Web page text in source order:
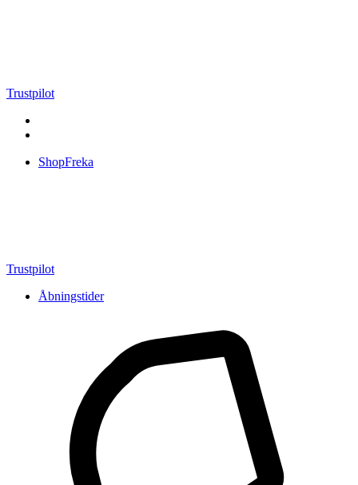
Trustpilot
ShopFreka
Trustpilot
Åbningstider